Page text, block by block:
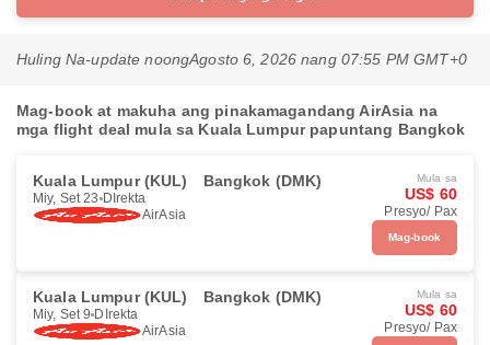
Huling Na-update noongAgosto 6, 2026 nang 07:55 PM GMT+0
Mag-book at makuha ang pinakamagandang AirAsia na
mga flight deal mula sa Kuala Lumpur papuntang Bangkok
Kuala Lumpur (KUL) Bangkok (DMK)
Miy, Set 23 DIrekta
AirAsia
Mula sa
US$ 60
Presyo/ Pax
Mag-book
Kuala Lumpur (KUL) Bangkok (DMK)
Miy, Set 9 DIrekta
AirAsia
Mula sa
US$ 60
Presyo/ Pax